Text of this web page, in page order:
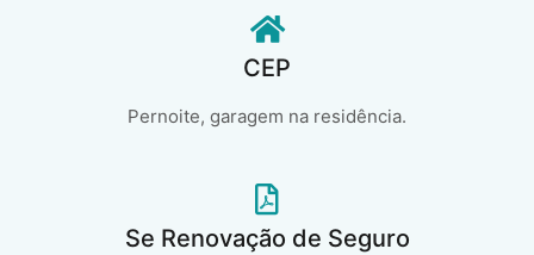
CEP
Pernoite, garagem na residência.
Se Renovação de Seguro